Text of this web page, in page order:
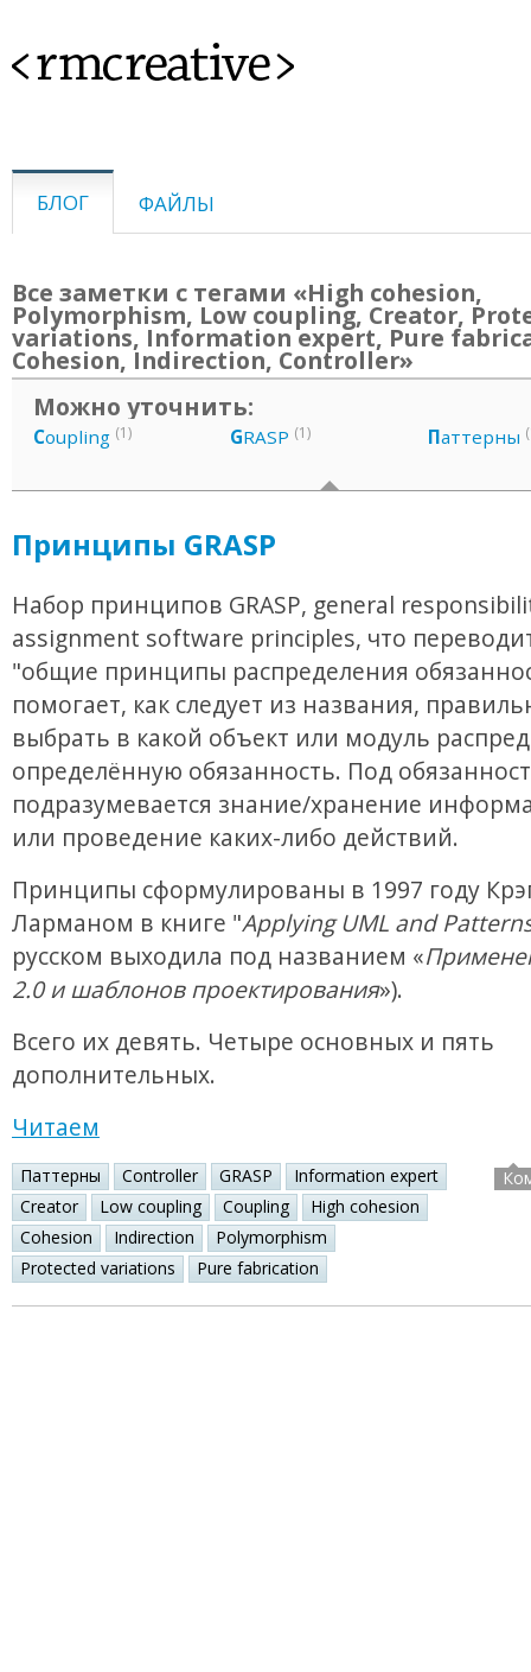
<rmcreative>
БЛОГ ФАЙЛЫ
Все заметки с тегами «High cohesion,
Polymorphism, Low coupling, Creator,
variations, Information expert, Pure
Cohesion, Indirection, Controller»
Можно уточнить:
Coupling (1) GRASP (1) Паттерны
Принципы GRASP
Набор принципов GRASP, general
assignment software principles, что
"общие принципы распределения
помогает, как следует из названия,
выбрать в какой объект или модуль
определённую обязанность. Под
подразумевается знание/хранение
или проведение каких-либо действий.
Принципы сформулированы в 1997 году
Ларманом в книге "Applying UML and
русском выходила под названием «
2.0 и шаблонов проектирования»).
Всего их девять. Четыре основных и пять
дополнительных.
Читаем
Паттерны Controller GRASP
Information expert
Creator
Low coupling Coupling
High cohesion
Cohesion
Indirection
Polymorphism
Protected variations
Pure fabrication